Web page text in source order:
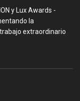
y Lux Awards -
la
extraordinario